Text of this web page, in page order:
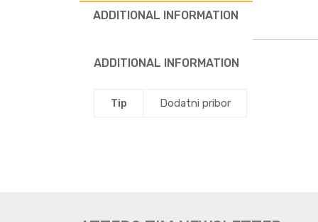
ADDITIONAL INFORMATION
ADDITIONAL INFORMATION
Tip Dodatni pribor